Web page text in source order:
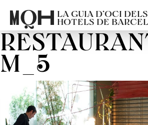
LA GUIA D’OCI DELS
HOTELS DE
M_5